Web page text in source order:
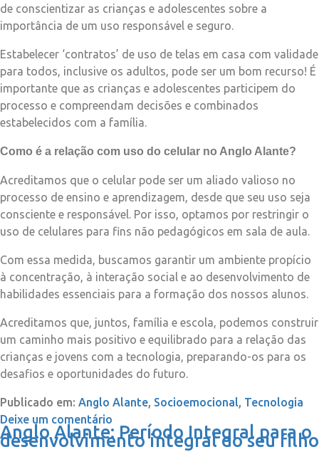
de conscientizar as crianças e adolescentes sobre a
importância de um uso responsável e seguro.
Estabelecer ‘contratos’ de uso de telas em casa com validade
para todos, inclusive os adultos, pode ser um bom recurso! É
importante que as crianças e adolescentes participem do
processo e compreendam decisões e combinados
estabelecidos com a família.
Como é a relação com uso do celular no Anglo Alante?
Acreditamos que o celular pode ser um aliado valioso no
processo de ensino e aprendizagem, desde que seu uso seja
consciente e responsável. Por isso, optamos por restringir o
uso de celulares para fins não pedagógicos em sala de aula.
Com essa medida, buscamos garantir um ambiente propício
à concentração, à interação social e ao desenvolvimento de
habilidades essenciais para a formação dos nossos alunos.
Acreditamos que, juntos, família e escola, podemos construir
um caminho mais positivo e equilibrado para a relação das
crianças e jovens com a tecnologia, preparando-os para os
desafios e oportunidades do futuro.
Publicado em: Anglo Alante, Socioemocional, Tecnologia
Deixe um comentário
Anglo Alante: Período Integral para o
desenvolvimento integral do seu filho